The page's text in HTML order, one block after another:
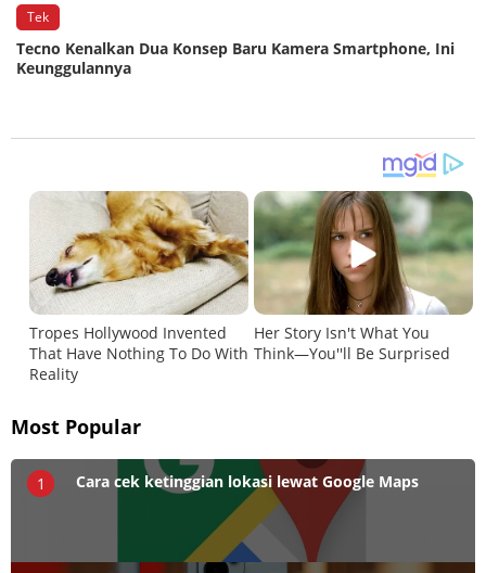
Tek
Tecno Kenalkan Dua Konsep Baru Kamera Smartphone, Ini
Keunggulannya
Most Popular
1 Cara cek ketinggian lokasi lewat Google Maps